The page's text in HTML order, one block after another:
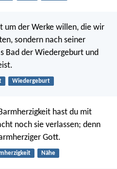
um der Werke willen, die wir
sondern nach seiner
Bad der Wiedergeburt und
Wiedergeburt
hast du mit
noch sie verlassen; denn
Gott.
Nähe